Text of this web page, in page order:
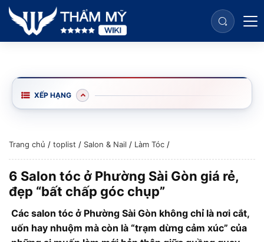
XẾP HẠNG
Trang chủ / toplist / Salon & Nail / Làm Tóc /
6 Salon tóc ở Phường Sài Gòn giá rẻ,
đẹp “bất chấp góc chụp”
Các salon tóc ở Phường Sài Gòn không chỉ là nơi cắt,
uốn hay nhuộm mà còn là “trạm dừng cảm xúc” của